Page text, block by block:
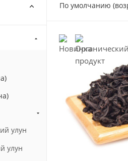
По умолчанию
улун
улун